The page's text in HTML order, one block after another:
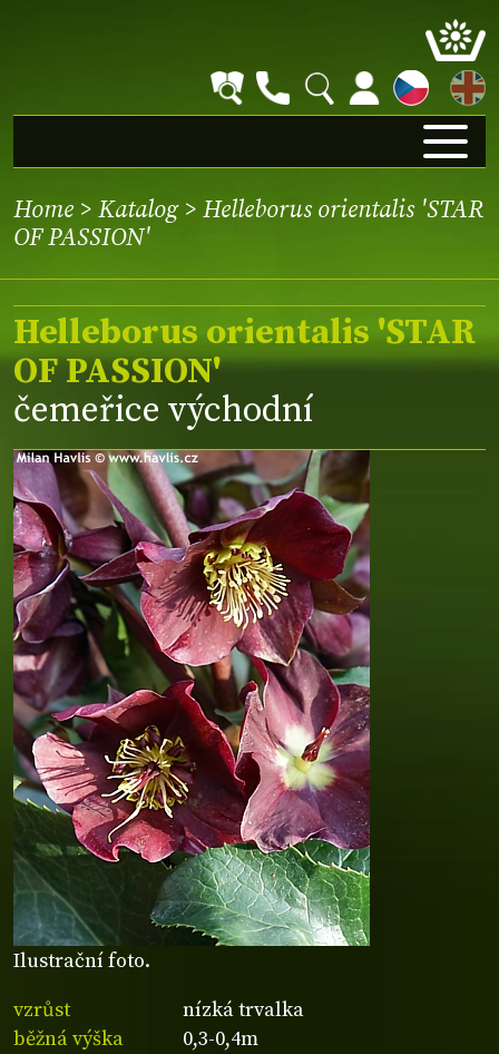
EN
Home > Katalog> Helleborus orientalis 'STAR
OF PASSION'
Ilustrační foto.
Helleborus orientalis 'STAR
OF PASSION'
čemeřice východní
vzrůst
nízká trvalka
běžná výška
0,3-0,4m